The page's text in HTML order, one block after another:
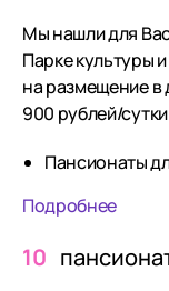
Мы нашли для
Парке культуры
на размещение в
900 рублей/
Пансионаты
Подробнее
10